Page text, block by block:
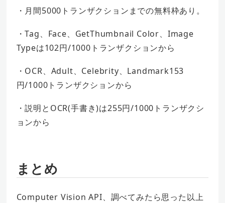
・月間5000トランザクションまでの無料枠あり。
・Tag、Face、GetThumbnail Color、Image
Typeは102円/1000トランザクションから
・OCR、Adult、Celebrity、Landmark153
円/1000トランザクションから
・説明とOCR(手書き)は255円/1000トランザクシ
ョンから
まとめ
Computer Vision API、調べてみたら思った以上